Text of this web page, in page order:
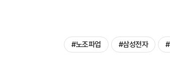
#노조파업 #삼성전자